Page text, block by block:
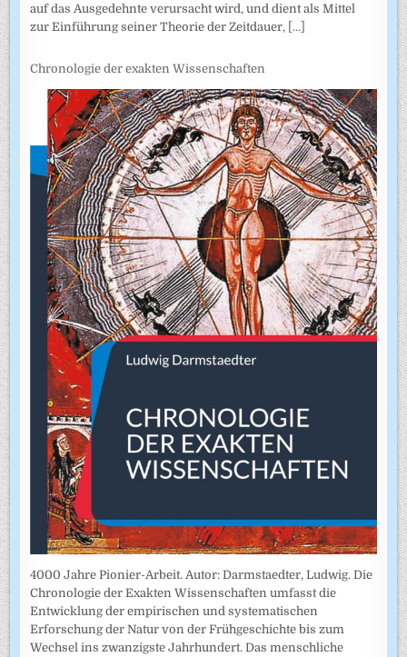
auf das Ausgedehnte verursacht wird, und dient als Mittel
zur Einführung seiner Theorie der Zeitdauer, [...]
Chronologie der exakten Wissenschaften
4000 Jahre Pionier-Arbeit. Autor: Darmstaedter, Ludwig. Die
Chronologie der Exakten Wissenschaften umfasst die
Entwicklung der empirischen und systematischen
Erforschung der Natur von der Frühgeschichte bis zum
Wechsel ins zwanzigste Jahrhundert. Das menschliche